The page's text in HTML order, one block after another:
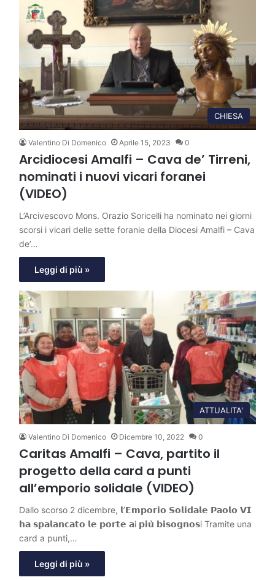
CHIESA
Valentino Di Domenico Aprile 15, 2023 0
Arcidiocesi Amalfi – Cava de’ Tirreni,
nominati i nuovi vicari foranei
(VIDEO)
L’Arcivescovo Mons. Orazio Soricelli ha nominato nei giorni
scorsi i vicari delle sette foranie della Diocesi Amalfi – Cava
de’…
Leggi di più »
ATTUALITA'
Valentino Di Domenico Dicembre 10, 2022 0
Caritas Amalfi – Cava, partito il
progetto della card a punti
all’emporio solidale (VIDEO)
Dallo scorso 2 dicembre, 𝗹’𝗘𝗺𝗽𝗼𝗿𝗶𝗼 𝗦𝗼𝗹𝗶𝗱𝗮𝗹𝗲 𝗣𝗮𝗼𝗹𝗼 𝗩𝗜
𝗵𝗮 𝘀𝗽𝗮𝗹𝗮𝗻𝗰𝗮𝘁𝗼 𝗹𝗲 𝗽𝗼𝗿𝘁𝗲 𝗮i 𝗽𝗶𝘂̀ 𝗯𝗶𝘀𝗼𝗴𝗻𝗼𝘀i Tramite una
card a punti,…
Leggi di più »